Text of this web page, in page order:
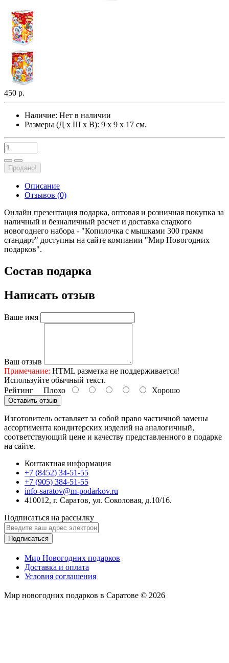
450 р.
Наличие: Нет в наличии
Размеры (Д х Ш х В): 9 х 9 х 17 см.
Продано!
Описание
Отзывов (0)
Онлайн презентация подарка, оптовая и розничная покупка за
наличный и безналичный расчет и доставка сладкого
новогоднего набора - "Копилочка с мышками 300 грамм
стандарт" доступны на сайте компании "Мир Новогодних
подарков".
Состав подарка
Написать отзыв
Ваше имя
Ваш отзыв
Примечание: HTML разметка не поддерживается!
Используйте обычный текст.
Рейтинг Плохо Хорошо
Оставить отзыв
Изготовитель оставляет за собой право частичной замены
ассортимента кондитерских изделий на аналогичный,
соответствующий цене и качеству представленного в подарке
на сайте.
Контактная информация
+7 (8452) 34-51-55
+7 (905) 384-51-55
info-saratov@m-podarkov.ru
410012, г. Саратов, ул. Соколовая, д.10/16.
Подписаться на рассылку
Подписаться
Мир Новогодних подарков
Доставка и оплата
Условия соглашения
Мир новогодних подарков в Саратове © 2026